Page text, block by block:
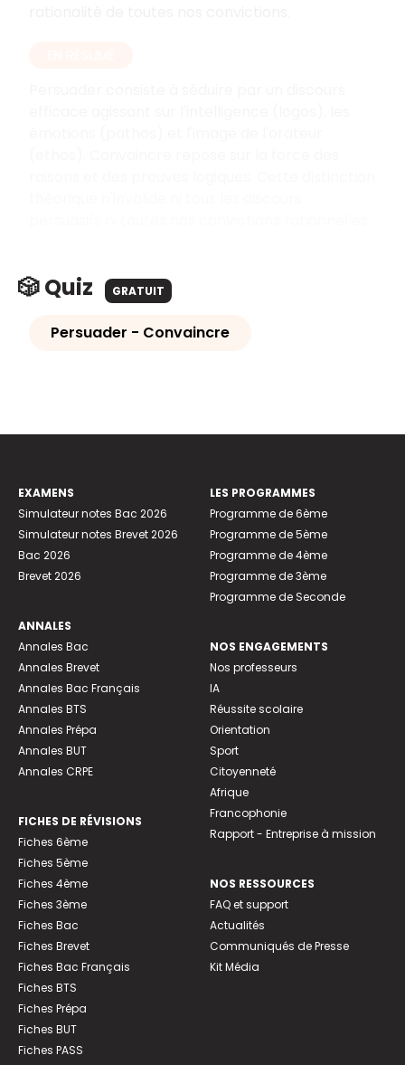
🎲 Quiz GRATUIT
Persuader - Convaincre
EXAMENS
Simulateur notes Bac 2026
Simulateur notes Brevet 2026
Bac 2026
Brevet 2026
ANNALES
Annales Bac
Annales Brevet
Annales Bac Français
Annales BTS
Annales Prépa
Annales BUT
Annales CRPE
FICHES DE RÉVISIONS
Fiches 6ème
Fiches 5ème
Fiches 4ème
Fiches 3ème
Fiches Bac
Fiches Brevet
Fiches Bac Français
Fiches BTS
Fiches Prépa
Fiches BUT
Fiches PASS
LES PROGRAMMES
Programme de 6ème
Programme de 5ème
Programme de 4ème
Programme de 3ème
Programme de Seconde
NOS ENGAGEMENTS
Nos professeurs
IA
Réussite scolaire
Orientation
Sport
Citoyenneté
Afrique
Francophonie
Rapport - Entreprise à mission
NOS RESSOURCES
FAQ et support
Actualités
Communiqués de Presse
Kit Média